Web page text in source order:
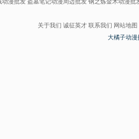
动漫批发 盗墓笔记动漫周边批发 钢之炼金术动漫批
关于我们 诚征英才 联系我们 网站地图
大橘子动